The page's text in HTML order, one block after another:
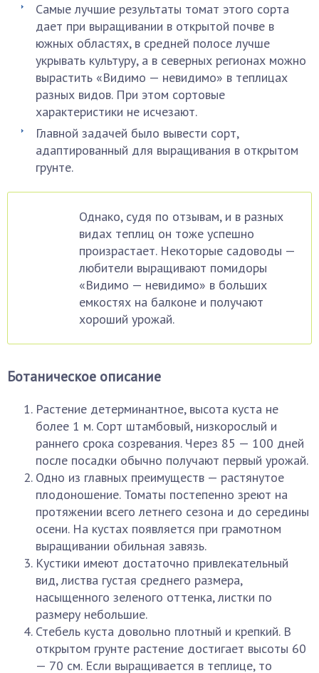
Самые лучшие результаты томат этого сорта
дает при выращивании в открытой почве в
южных областях, в средней полосе лучше
укрывать культуру, а в северных регионах можно
вырастить «Видимо — невидимо» в теплицах
разных видов. При этом сортовые
характеристики не исчезают.
Главной задачей было вывести сорт,
адаптированный для выращивания в открытом
грунте.
Однако, судя по отзывам, и в разных
видах теплиц он тоже успешно
произрастает. Некоторые садоводы —
любители выращивают помидоры
«Видимо — невидимо» в больших
емкостях на балконе и получают
хороший урожай.
Ботаническое описание
Растение детерминантное, высота куста не
более 1 м. Сорт штамбовый, низкорослый и
раннего срока созревания. Через 85 — 100 дней
после посадки обычно получают первый урожай.
Одно из главных преимуществ — растянутое
плодоношение. Томаты постепенно зреют на
протяжении всего летнего сезона и до середины
осени. На кустах появляется при грамотном
выращивании обильная завязь.
Кустики имеют достаточно привлекательный
вид, листва густая среднего размера,
насыщенного зеленого оттенка, листки по
размеру небольшие.
Стебель куста довольно плотный и крепкий. В
открытом грунте растение достигает высоты 60
— 70 см. Если выращивается в теплице, то